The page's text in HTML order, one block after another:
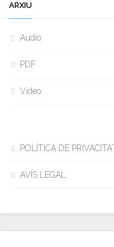
ARXIU
Audio
PDF
Video
POLÍTICA DE
AVÍS LEGAL